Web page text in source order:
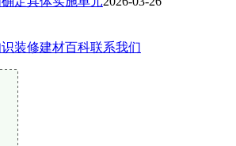
装修建材百科联系我们